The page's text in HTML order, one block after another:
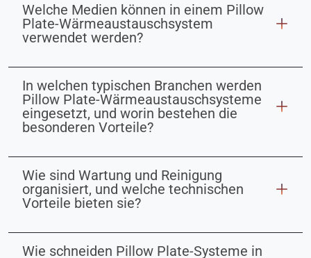
Welche Medien können in einem Pillow
Plate-Wärmeaustauschsystem
verwendet werden?
In welchen typischen Branchen werden
Pillow Plate-Wärmeaustauschsysteme
eingesetzt, und worin bestehen die
besonderen Vorteile?
Wie sind Wartung und Reinigung
organisiert, und welche technischen
Vorteile bieten sie?
Wie schneiden Pillow Plate-Systeme in